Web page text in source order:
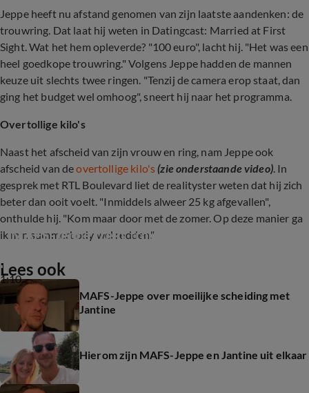
Jeppe heeft nu afstand genomen van zijn laatste aandenken: de
trouwring. Dat laat hij weten in Datingcast: Married at First
Sight. Wat het hem opleverde? "100 euro", lacht hij. "Het was een
heel goedkope trouwring." Volgens Jeppe hadden de mannen
keuze uit slechts twee ringen. "Tenzij de camera erop staat, dan
ging het budget wel omhoog", sneert hij naar het programma.
Overtollige kilo's
Naast het afscheid van zijn vrouw en ring, nam Jeppe ook
afscheid van deovertollige kilo's(zie onderstaande video). In
gesprek met RTL Boulevard liet de realityster weten dat hij zich
beter dan ooit voelt. "Inmiddels alweer 25 kg afgevallen",
onthulde hij. "Kom maar door met de zomer. Op deze manier ga
ik m'n summerbody wel redden."
1:10
MAFS-Jeppe trekt trouwpak opnieuw aan
Lees ook
MAFS-Jeppe over moeilijke scheiding met
Jantine
Hierom zijn MAFS-Jeppe en Jantine uit elkaar